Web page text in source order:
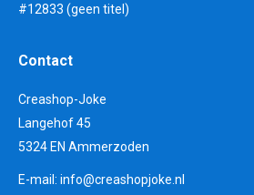
#12833 (geen titel)
Contact
Creashop-Joke
Langehof 45
5324 EN Ammerzoden
E-mail: info@creashopjoke.nl